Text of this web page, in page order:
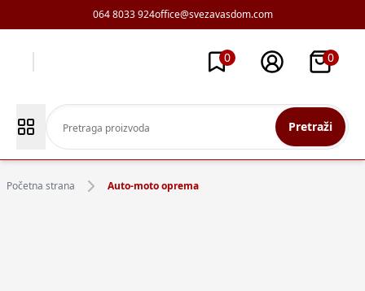
064 8033 924office@svezavasdom.com
0 0
Pretraži
Početna strana Auto-moto oprema